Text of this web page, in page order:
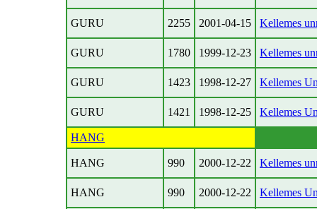
GURU 2255 2001-04-15 Kellemes
GURU 1780 1999-12-23 Kellemes
GURU 1423 1998-12-27 Kellemes
GURU 1421 1998-12-25 Kellemes
HANG
HANG 990 2000-12-22 Kellemes
HANG 990 2000-12-22 Kellemes